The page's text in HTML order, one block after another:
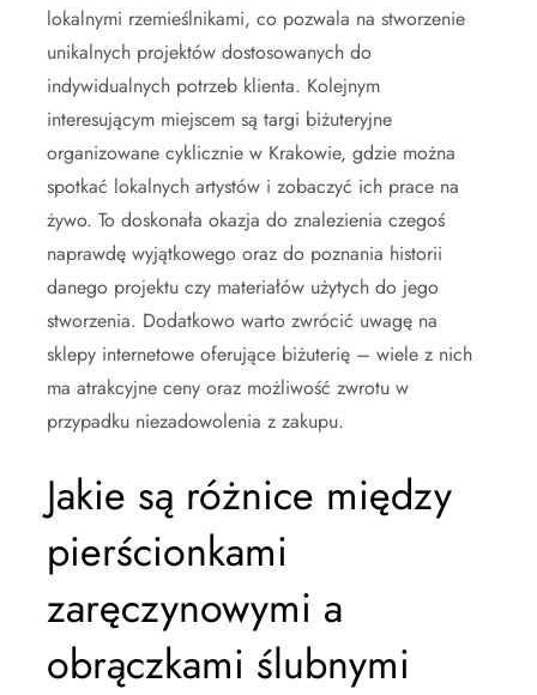
lokalnymi rzemieślnikami, co pozwala na stworzenie
unikalnych projektów dostosowanych do
indywidualnych potrzeb klienta. Kolejnym
interesującym miejscem są targi biżuteryjne
organizowane cyklicznie w Krakowie, gdzie można
spotkać lokalnych artystów i zobaczyć ich prace na
żywo. To doskonała okazja do znalezienia czegoś
naprawdę wyjątkowego oraz do poznania historii
danego projektu czy materiałów użytych do jego
stworzenia. Dodatkowo warto zwrócić uwagę na
sklepy internetowe oferujące biżuterię – wiele z nich
ma atrakcyjne ceny oraz możliwość zwrotu w
przypadku niezadowolenia z zakupu.
Jakie są różnice między
pierścionkami
zaręczynowymi a
obrączkami ślubnymi